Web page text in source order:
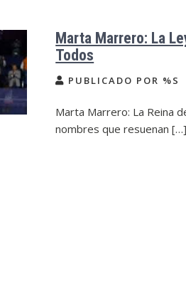
Marta Marrero: La
Todos
PUBLICADO POR %S
Marta Marrero: La Reina
nombres que resuenan […]